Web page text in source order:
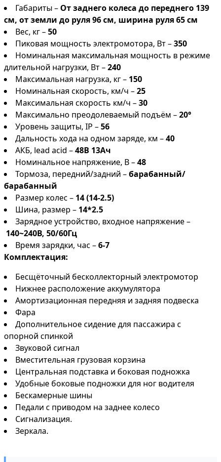
Габариты – От заднего колеса до переднего 139
см, от земли до руля 96 см, ширина руля 65 см
Вес, кг –50
Пиковая мощность электромотора, Вт –350
Номинальная максимальная мощность в режиме
длительной нагрузки, Вт –240
Максимальная нагрузка, кг – 150
Номинальная скорость, км/ч –25
Максимальная скорость км/ч –30
Максимально преодолеваемый подъём –20°
Уровень защиты, IP –56
Дальность хода на одном заряде, км –40
АКБ, lead acid –48В 13Ач
Номинальное напряжение, В –48
Тормоза, передний/задний –барабанный/
барабанный
Размер колес – 14 (14-2.5)
Шина, размер – 14*2.5
Зарядное устройство, входное напряжение –
140~240В, 50/60Гц
Время зарядки, час –6-7
Комплектация:
Бесщёточный бесколлекторный электромотор
Нижнее расположение аккумулятора
Амортизационная передняя и задняя подвеска
Фара
Дополнительное сидение для пассажира с
опорной спинкой
Звуковой сигнал
Вместительная грузовая корзина
Центральная подставка и боковая подножка
Удобные боковые подножки для ног водителя
Бескамерные шины
Педали с приводом на заднее колесо
Сигнализация.
Зеркала.